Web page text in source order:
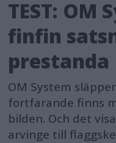
TEST: OM
finfin
prestanda
OM System
fortfarande finns
bilden. Och det
arvinge till